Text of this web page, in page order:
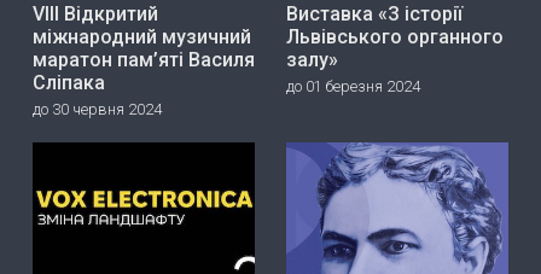
VIII Відкритий
міжнародний музичний
маратон пам’яті Василя
Сліпака
до 30 червня 2024
Виставка «З історії
Львівського органного
залу»
до 01 березня 2024